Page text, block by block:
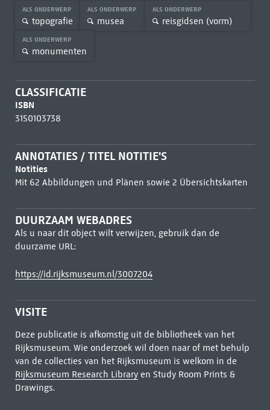
ALS ONDERWERP
topografie
ALS ONDERWERP
musea
ALS ONDERWERP
reisgidsen (vorm)
ALS ONDERWERP
monumenten
CLASSIFICATIE
ISBN
3150103738
ANNOTATIES / TITEL NOTITIE'S
Notities
Mit 62 Abbildungen und Plänen sowie 2 Übersichtskarten
DUURZAAM WEBADRES
Als u naar dit object wilt verwijzen, gebruik dan de
duurzame URL:
https://id.rijksmuseum.nl/3007204
VISITE
Deze publicatie is afkomstig uit de bibliotheek van het
Rijksmuseum. Wie onderzoek wil doen naar of met behulp
van de collecties van het Rijksmuseum is welkom in de
Rijksmuseum Research Libraryen Study Room Prints &
Drawings.